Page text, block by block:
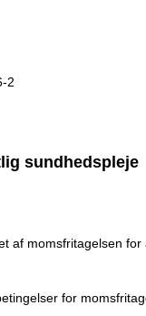
2
sundhedspleje
af momsfritagelsen for
for